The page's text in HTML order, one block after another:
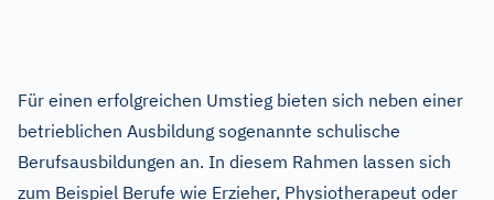
Für einen erfolgreichen Umstieg bieten sich neben einer
betrieblichen Ausbildung sogenannte schulische
Berufsausbildungen an. In diesem Rahmen lassen sich
zum Beispiel Berufe wie Erzieher, Physiotherapeut oder